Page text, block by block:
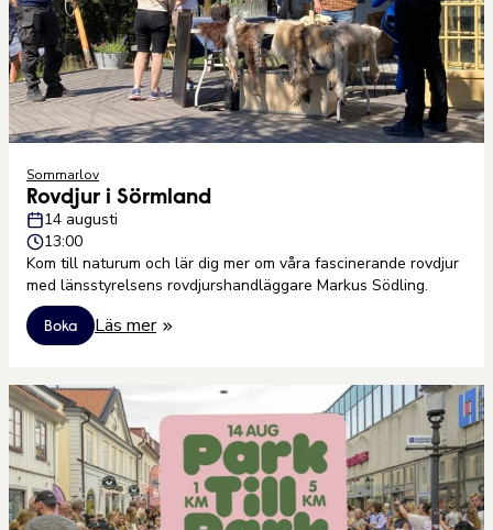
Sommarlov
Rovdjur i Sörmland
14 augusti
13:00
Kom till naturum och lär dig mer om våra fascinerande rovdjur
med länsstyrelsens rovdjurshandläggare Markus Södling.
Boka Läs mer